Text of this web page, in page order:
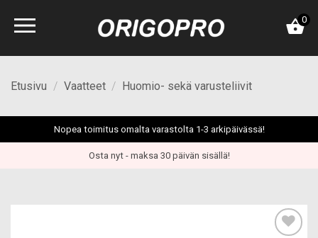
0
Etusivu / Vaatteet / Huomio- sekä varusteliivit
Nopea toimitus omalta varastolta 1-3 arkipäivässä!
Osta nyt - maksa 30 päivän sisällä!